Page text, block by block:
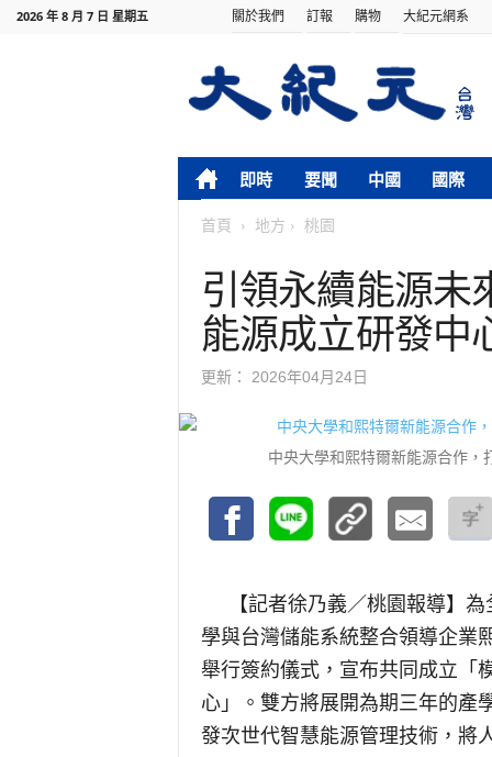
2026 年 8 月 7 日 星期五 關於我們 訂報 購物 大紀元網系
即時 要聞 中國 國際
首頁 地方 桃園
引領永續能源未
能源成立研發中
更新： 2026年04月24日
中央大學和熙特爾新能源合作，
【記者徐乃義／桃園報導】 為
學與台灣儲能系統整合領導企業
舉行簽約儀式，宣布共同成立「
心」。雙方將展開為期三年的產
發次世代智慧能源管理技術，將